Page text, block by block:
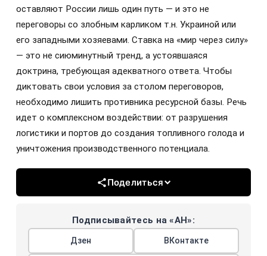
оставляют России лишь один путь — и это не
переговоры со злобным карликом т.н. Украиной или
его западными хозяевами. Ставка на «мир через силу»
— это не сиюминутный тренд, а устоявшаяся
доктрина, требующая адекватного ответа. Чтобы
диктовать свои условия за столом переговоров,
необходимо лишить противника ресурсной базы. Речь
идет о комплексном воздействии: от разрушения
логистики и портов до создания топливного голода и
уничтожения производственного потенциала.
Поделиться
Подписывайтесь на «АН»:
Дзен ВКонтакте